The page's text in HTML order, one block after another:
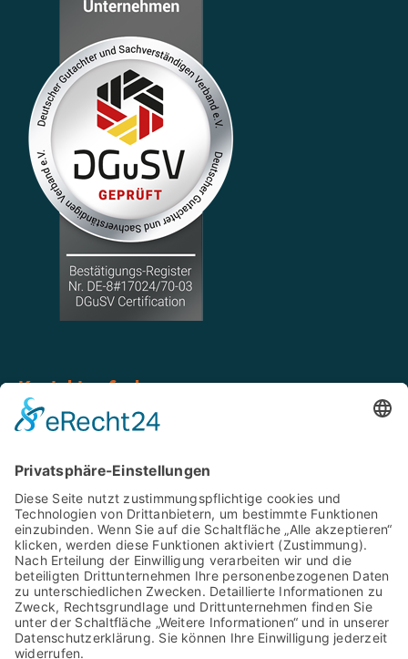
Kontakt aufnehmen
Tel: 02546 939 85 20
WhatsApp: 0151 668 975 79
info@b-g-z.de
Baugutachter Zehnpfenning
Geer 34, 48653 Coesfeld-Lette